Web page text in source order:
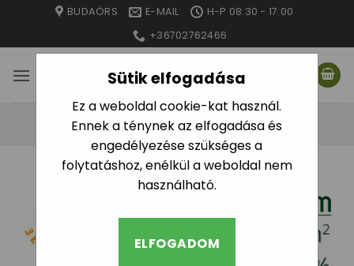
Sütik elfogadása
Ez a weboldal cookie-kat használ.
Ennek a ténynek az elfogadása és
engedélyezése szükséges a
folytatáshoz, enélkül a weboldal nem
használható.
ELFOGADOM
content
BUDAÖRS E-MAIL
H-P 08:30 - 17:00
+36702762466